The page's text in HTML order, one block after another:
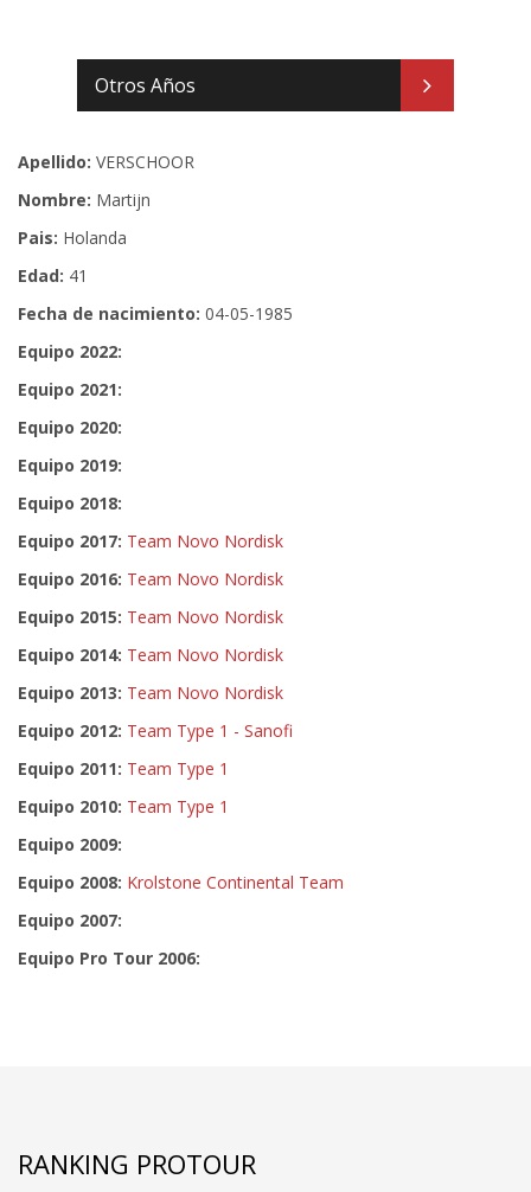
Otros Años
Apellido: VERSCHOOR
Nombre: Martijn
Pais: Holanda
Edad: 41
Fecha de nacimiento: 04-05-1985
Equipo 2022:
Equipo 2021:
Equipo 2020:
Equipo 2019:
Equipo 2018:
Equipo 2017: Team Novo Nordisk
Equipo 2016: Team Novo Nordisk
Equipo 2015: Team Novo Nordisk
Equipo 2014: Team Novo Nordisk
Equipo 2013: Team Novo Nordisk
Equipo 2012: Team Type 1 - Sanofi
Equipo 2011: Team Type 1
Equipo 2010: Team Type 1
Equipo 2009:
Equipo 2008: Krolstone Continental Team
Equipo 2007:
Equipo Pro Tour 2006:
RANKING PROTOUR